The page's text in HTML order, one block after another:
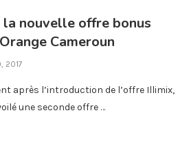
la nouvelle offre bonus
Cameroun
2017
après l’introduction de l’offre Illimix,
une seconde offre …